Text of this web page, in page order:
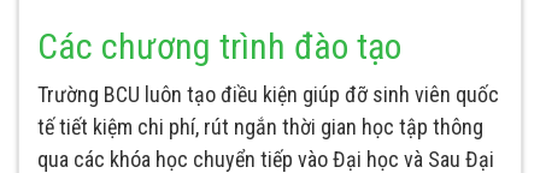
Các chương trình đào tạo
Trường BCU luôn tạo điều kiện giúp đỡ sinh viên quốc
tế tiết kiệm chi phí, rút ngắn thời gian học tập thông
qua các khóa học chuyển tiếp vào Đại học và Sau Đại